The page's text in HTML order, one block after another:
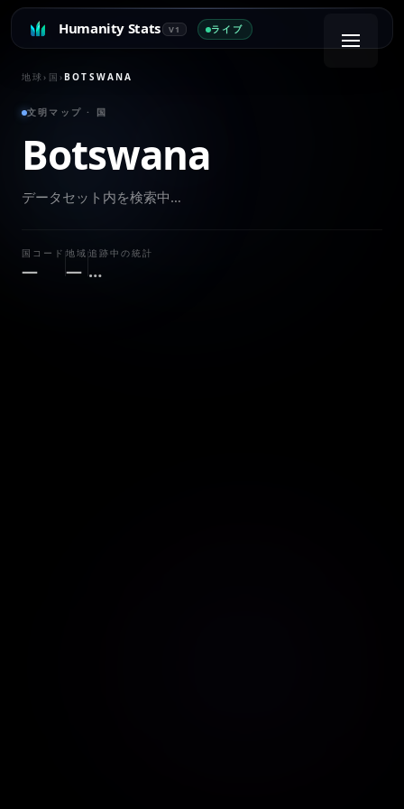
Humanity Stats V1 ライブ
地球› 国 ›BOTSWANA
文明マップ · 国
Botswana
データセット内を検索中…
国コード
—
地域
—
追跡中の統計
…